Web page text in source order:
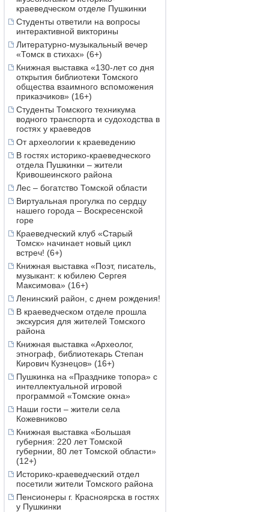
краеведческом отделе Пушкинки
Студенты ответили на вопросы
интерактивной викторины
Литературно-музыкальный вечер
«Томск в стихах» (6+)
Книжная выставка «130-лет со дня
открытия библиотеки Томского
общества взаимного вспоможения
приказчиков» (16+)
Студенты Томского техникума
водного транспорта и судоходства в
гостях у краеведов
От археологии к краеведению
В гостях историко-краеведческого
отдела Пушкинки – жители
Кривошеинского района
Лес – богатство Томской области
Виртуальная прогулка по сердцу
нашего города – Воскресенской
горе
Краеведческий клуб «Старый
Томск» начинает новый цикл
встреч! (6+)
Книжная выставка «Поэт, писатель,
музыкант: к юбилею Сергея
Максимова» (16+)
Ленинский район, с днем рождения!
В краеведческом отделе прошла
экскурсия для жителей Томского
района
Книжная выставка «Археолог,
этнограф, библиотекарь Степан
Кирович Кузнецов» (16+)
Пушкинка на «Празднике топора» с
интеллектуальной игровой
программой «Томские окна»
Наши гости – жители села
Кожевниково
Книжная выставка «Большая
губерния: 220 лет Томской
губернии, 80 лет Томской области»
(12+)
Историко-краеведческий отдел
посетили жители Томского района
Пенсионеры г. Красноярска в гостях
у Пушкинки